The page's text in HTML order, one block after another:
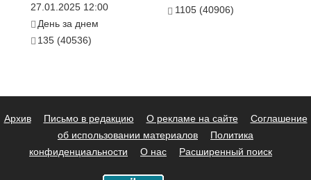
27.01.2025 12:00
День за днем
135 (40536)
1105 (40906)
Архив Письмо в редакцию О рекламе на сайте
Соглашение
об использовании материалов
Политика
конфиденциальности
О нас Расширенный поиск